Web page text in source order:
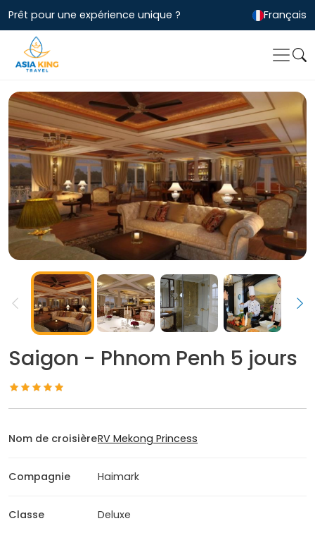
Prêt pour une expérience unique ? Français
Saigon - Phnom Penh 5 jours
Nom de croisièreRV Mekong Princess
Compagnie Haimark
Classe Deluxe